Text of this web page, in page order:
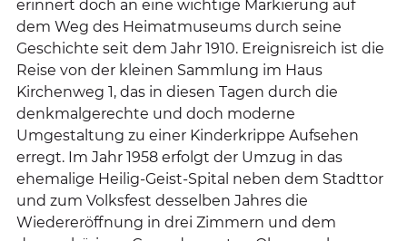
erinnert doch an eine wichtige Markierung auf
dem Weg des Heimatmuseums durch seine
Geschichte seit dem Jahr 1910. Ereignisreich ist die
Reise von der kleinen Sammlung im Haus
Kirchenweg 1, das in diesen Tagen durch die
denkmalgerechte und doch moderne
Umgestaltung zu einer Kinderkrippe Aufsehen
erregt. Im Jahr 1958 erfolgt der Umzug in das
ehemalige Heilig-Geist-Spital neben dem Stadttor
und zum Volksfest desselben Jahres die
Wiedereröffnung in drei Zimmern und dem